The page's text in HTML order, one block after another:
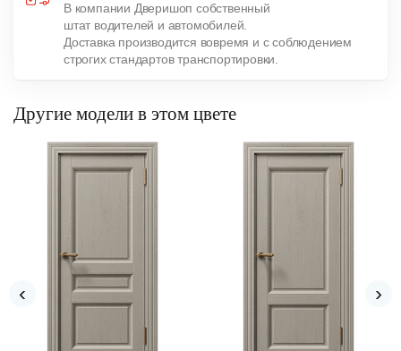
В компании Дверишоп собственный
штат водителей и автомобилей.
Доставка производится вовремя и с соблюдением
строгих стандартов транспортировки.
Другие модели в этом цвете
‹ ›